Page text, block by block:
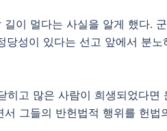
이 멀다는 사실을 알게 했다.
성이 있다는 선고 앞에서 분노
고 많은 사람이 희생되었다면
그들의 반헌법적 행위를 헌법